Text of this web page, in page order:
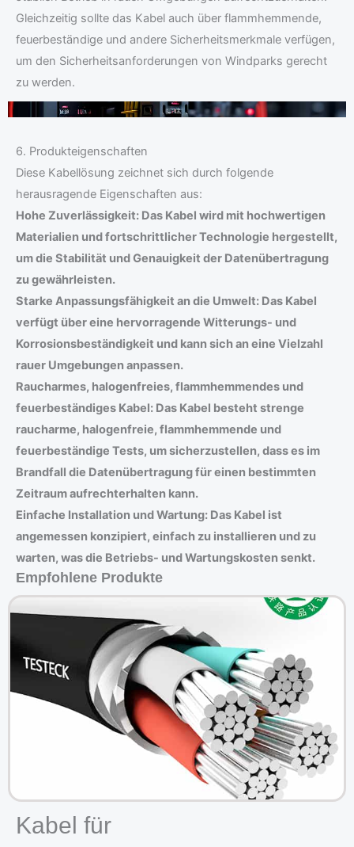
Gleichzeitig sollte das Kabel auch über flammhemmende,
feuerbeständige und andere Sicherheitsmerkmale verfügen,
um den Sicherheitsanforderungen von Windparks gerecht
zu werden.
6. Produkteigenschaften
Diese Kabellösung zeichnet sich durch folgende
herausragende Eigenschaften aus:
Hohe Zuverlässigkeit: Das Kabel wird mit hochwertigen
Materialien und fortschrittlicher Technologie hergestellt,
um die Stabilität und Genauigkeit der Datenübertragung
zu gewährleisten.
Starke Anpassungsfähigkeit an die Umwelt: Das Kabel
verfügt über eine hervorragende Witterungs- und
Korrosionsbeständigkeit und kann sich an eine Vielzahl
rauer Umgebungen anpassen.
Raucharmes, halogenfreies, flammhemmendes und
feuerbeständiges Kabel: Das Kabel besteht strenge
raucharme, halogenfreie, flammhemmende und
feuerbeständige Tests, um sicherzustellen, dass es im
Brandfall die Datenübertragung für einen bestimmten
Zeitraum aufrechterhalten kann.
Einfache Installation und Wartung: Das Kabel ist
angemessen konzipiert, einfach zu installieren und zu
warten, was die Betriebs- und Wartungskosten senkt.
Empfohlene Produkte
Kabel für